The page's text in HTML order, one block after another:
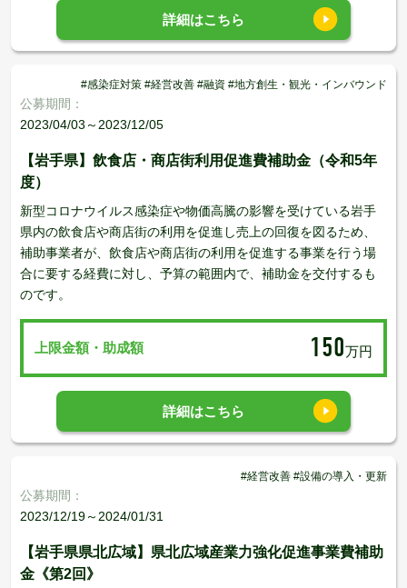
詳細はこちら
#感染症対策 #経営改善 #融資 #地方創生・観光・インバウンド
公募期間：
2023/04/03～2023/12/05
【岩手県】飲食店・商店街利用促進費補助金（令和5年
度）
新型コロナウイルス感染症や物価高騰の影響を受けている岩手
県内の飲食店や商店街の利用を促進し売上の回復を図るため、
補助事業者が、飲食店や商店街の利用を促進する事業を行う場
合に要する経費に対し、予算の範囲内で、補助金を交付するも
のです。
上限金額・助成額 150万円
詳細はこちら
#経営改善 #設備の導入・更新
公募期間：
2023/12/19～2024/01/31
【岩手県県北広域】県北広域産業力強化促進事業費補助
金《第2回》